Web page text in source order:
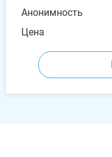
Анонимность
Цена